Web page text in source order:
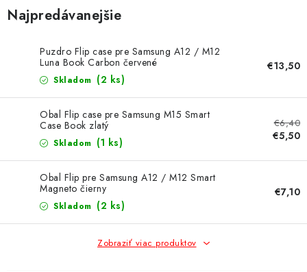
PRÍSLUŠENSTVO K NOTEBOOKOM A PC
BATÉRIE VARTA
MULTIMÉDIÁ
KAMERY
OSTATNÉ PRÍSLUŠENSTVO
VÝPREDAJ
Doprava a platba Ako nakupovať
Obchodné podmienky
Podmienky ochrany osobných údajov
Reklamácia
Najpredávanejšie
Puzdro Flip case pre Samsung A12 / M12
Luna Book Carbon červené
Skladom (2 ks)
€13,50
Obal Flip case pre Samsung M15 Smart
Case Book zlatý
Skladom (1 ks)
€6,40
€5,50
Obal Flip pre Samsung A12 / M12 Smart
Magneto čierny
Skladom (2 ks)
€7,10
Zobraziť viac produktov